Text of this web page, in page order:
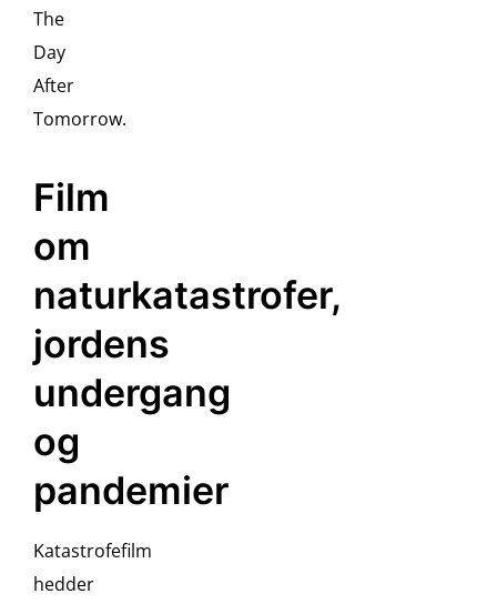
The
Day
After
Tomorrow.
Film
om
naturkatastrofer,
jordens
undergang
og
pandemier
Katastrofefilm
hedder